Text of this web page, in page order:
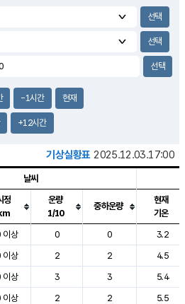
s
-1시간 현재
+12시간
기상실황표 2025.12.03.17:00
, 기온, 강수, 바람, 기압등을 안내한 표입
날씨
정
운량
1/10
중하운량
현재
기온
이상 0 0
3.2
이상 2 2
4.5
이상 3 3
5.4
이상 2 2
5.5